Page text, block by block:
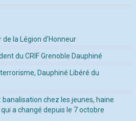
de la Légion d'Honneur
du CRIF Grenoble Dauphiné
Dauphiné Libéré du
chez les jeunes, haine
a changé depuis le 7 octobre